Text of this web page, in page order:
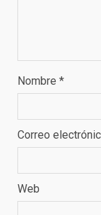
Nombre *
Correo
Web